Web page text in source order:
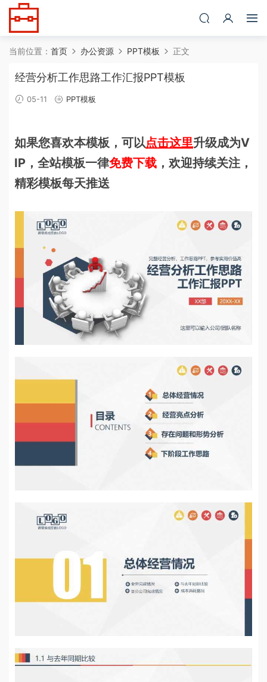
当前位置： 首页 办公资源 PPT模板 正文
经营分析工作思路工作汇报PPT模板
05-11 PPT模板
如果您喜欢本模板，可以点击这里升级成为V
IP，全站模板一律免费下载 ，欢迎持续关注，
精彩模板每天推送